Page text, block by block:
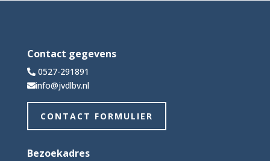
Contact gegevens
0527-291891
info@jvdlbv.nl
CONTACT FORMULIER
Bezoekadres